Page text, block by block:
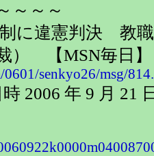
～～～
に違憲判決 教
） 【MSN毎日】
senkyo26/msg/
2006 年 9 月 21